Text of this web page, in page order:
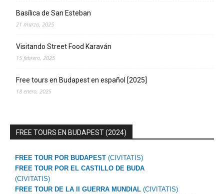
Basílica de San Esteban
21 marzo, 2025
Visitando Street Food Karaván
15 febrero, 2025
Free tours en Budapest en español [2025]
18 enero, 2025
FREE TOURS EN BUDAPEST (2024)
FREE TOUR POR BUDAPEST (CIVITATIS)
FREE TOUR POR EL CASTILLO DE BUDA
(CIVITATIS)
FREE TOUR DE LA II GUERRA MUNDIAL (CIVITATIS)